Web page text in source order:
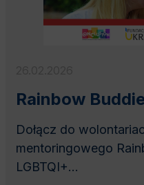
Rainbow
Dołącz do
mentoringowego
LGBTQI+...